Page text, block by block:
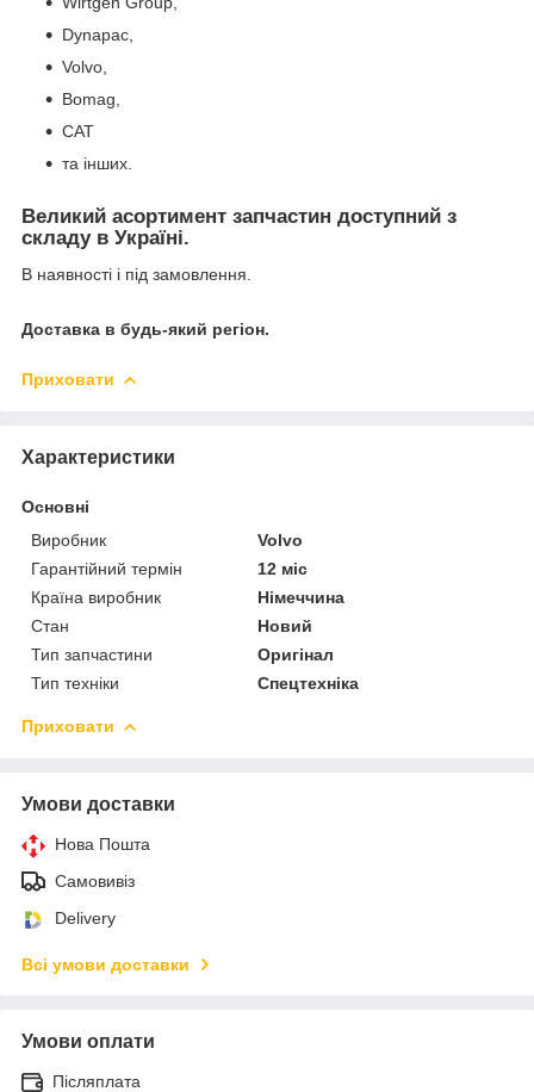
Dynapac,
Volvo,
Bomag,
CAT
та інших.
Великий асортимент запчастин доступний з
складу в Україні.
В наявності і під замовлення.
Доставка в будь-який регіон.
Приховати
Характеристики
Основні
Виробник
Volvo
Гарантійний термін
12 міс
Країна виробник
Німеччина
Стан
Новий
Тип запчастини
Оригінал
Тип техніки
Спецтехніка
Приховати
Умови доставки
Нова Пошта
Самовивіз
Delivery
Всі умови доставки
Умови оплати
Післяплата